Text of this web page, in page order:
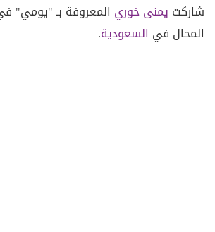
شاركت يمنى خوري المعروفة بـ "يومي"
المحال في السعودية.